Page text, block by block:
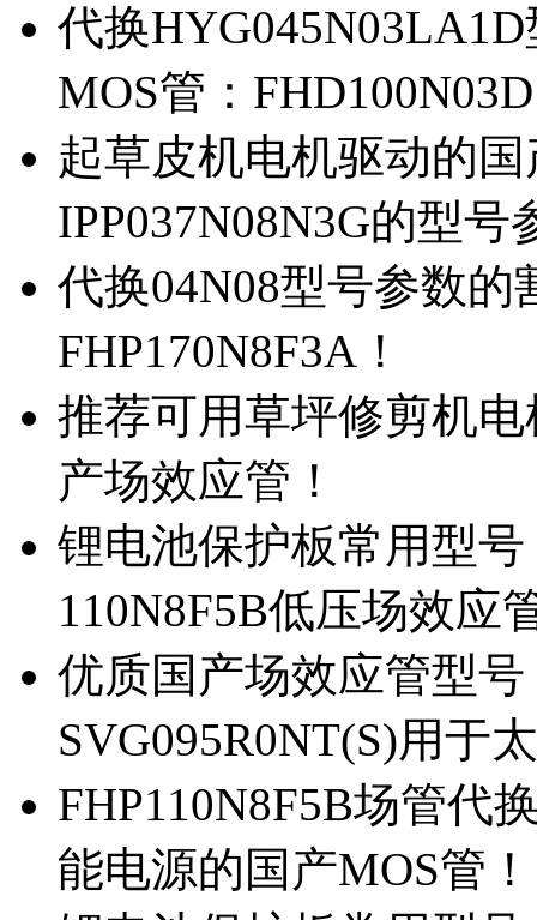
代换
MOS管：
起草皮机电机驱动的
IPP037N08N3G的型号
代换04N08型号参数
FHP170N8F3A！
推荐可用草坪修剪机电
产场效应管！
锂电池保护板常用型号
110N8F5B低压场效应
优质国产场效应管型
SVG095R0NT(S)用于
FHP110N8F5B场管代
能电源的国产MOS管！